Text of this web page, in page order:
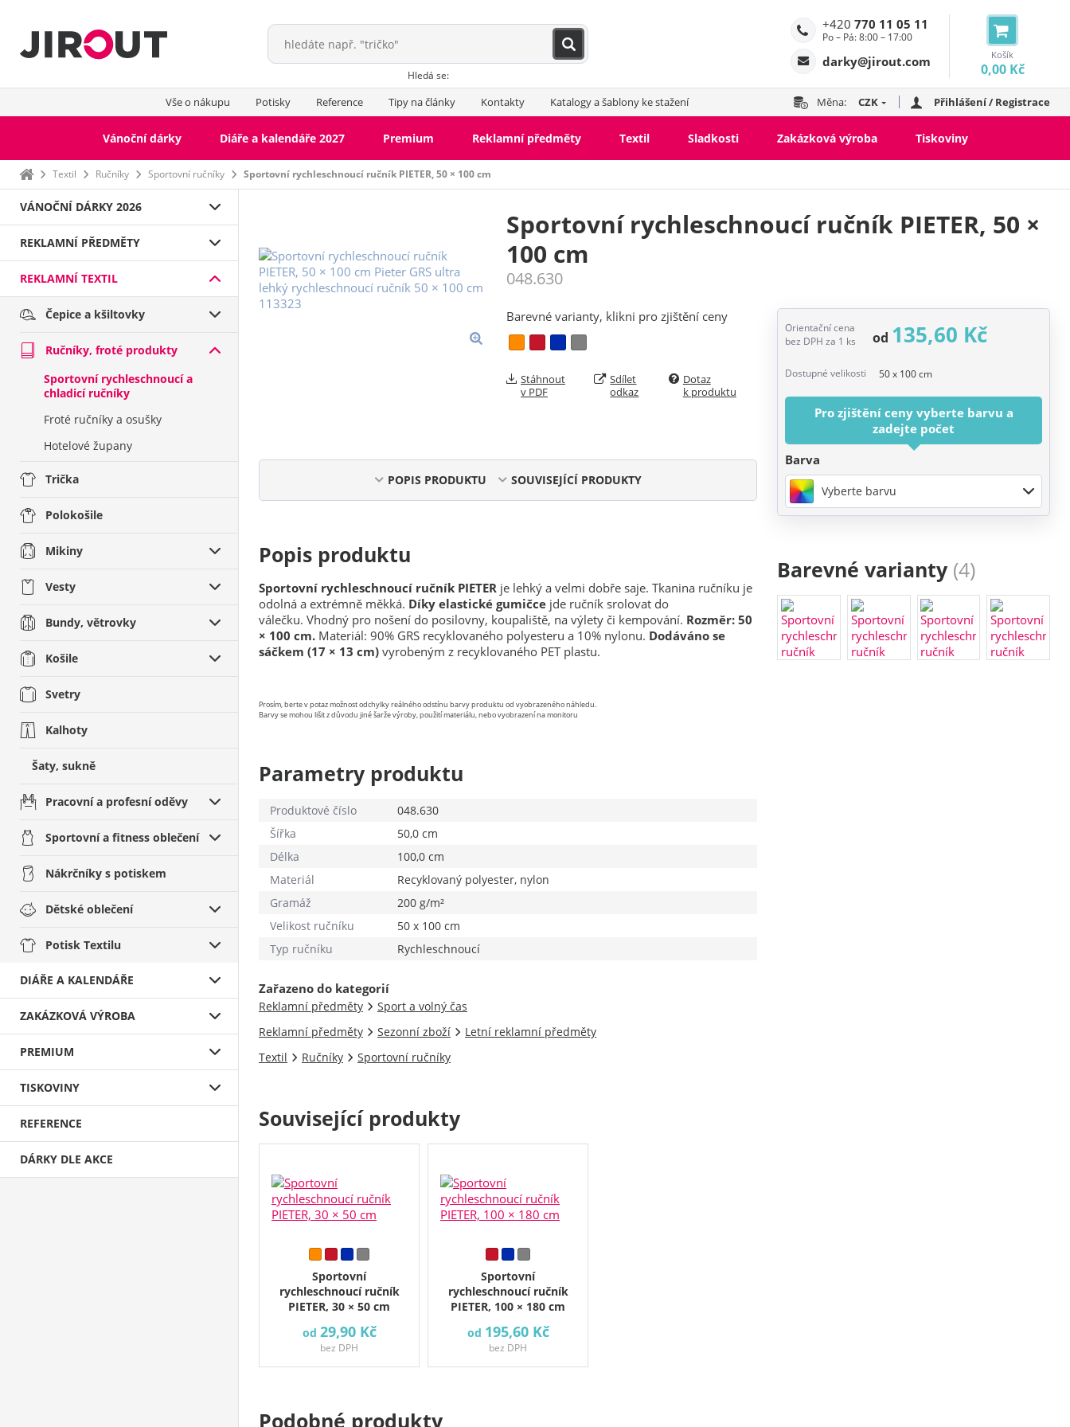
Košík
0,00 Kč
+420 770 11 05 11
Po – Pá: 8:00 – 17:00
darky@jirout.com
Hledá se:
Vše o nákupu Potisky Reference Tipy na články Kontakty Katalogy a šablony ke stažení Měna: CZK Přihlášení / Registrace
Vánoční dárky Diáře a kalendáře 2027 Premium Reklamní předměty Textil Sladkosti Zakázková výroba Tiskoviny
Domů Textil Ručníky Sportovní ručníky Sportovní rychleschnoucí ručník PIETER, 50 × 100 cm
VÁNOČNÍ DÁRKY 2026
REKLAMNÍ PŘEDMĚTY
REKLAMNÍ TEXTIL
Čepice a kšiltovky
Ručníky, froté produkty
Sportovní rychleschnoucí a
chladicí ručníky
Froté ručníky a osušky
Hotelové župany
Trička
Polokošile
Mikiny
Vesty
Bundy, větrovky
Košile
Svetry
Kalhoty
Šaty, sukně
Pracovní a profesní oděvy
Sportovní a fitness oblečení
Nákrčníky s potiskem
Dětské oblečení
Potisk Textilu
DIÁŘE A KALENDÁŘE
ZAKÁZKOVÁ VÝROBA
PREMIUM
TISKOVINY
REFERENCE
DÁRKY DLE AKCE
Sportovní rychleschnoucí ručník PIETER, 50 ×
100 cm
048.630
Barevné varianty, klikni pro zjištění ceny
Orientační cena
bez DPH za 1 ks
od 135,60 Kč
Dostupné velikosti 50 x 100 cm
Pro zjištění ceny vyberte barvu a
zadejte počet
Barva
Vyberte barvu
Stáhnout
v PDF
Sdílet
odkaz
Dotaz
k produktu
POPIS PRODUKTU SOUVISEJÍCÍ PRODUKTY
Popis produktu
Sportovní rychleschnoucí ručník PIETER je lehký a velmi dobře saje. Tkanina ručníku je
odolná a extrémně měkká. Díky elastické gumičce jde ručník srolovat do
válečku. Vhodný pro nošení do posilovny, koupaliště, na výlety či kempování. Rozměr: 50
× 100 cm. Materiál: 90% GRS recyklovaného polyesteru a 10% nylonu. Dodáváno se
sáčkem (17 × 13 cm) vyrobeným z recyklovaného PET plastu.
Prosím, berte v potaz možnost odchylky reálného odstínu barvy produktu od vyobrazeného náhledu.
Barvy se mohou lišit z důvodu jiné šarže výroby, použití materiálu, nebo vyobrazení na monitoru
Parametry produktu
Produktové číslo
048.630
Šířka
50,0 cm
Délka
100,0 cm
Materiál
Recyklovaný polyester, nylon
Gramáž
200 g/m²
Velikost ručníku
50 x 100 cm
Typ ručníku
Rychleschnoucí
Zařazeno do kategorií
Reklamní předměty
Sport a volný čas
Reklamní předměty
Sezonní zboží
Letní reklamní předměty
Textil
Ručníky Sportovní ručníky
Barevné varianty (4)
Související produkty
Sportovní
rychleschnoucí ručník
PIETER, 30 × 50 cm
od 29,90 Kč
bez DPH
Sportovní
rychleschnoucí ručník
PIETER, 100 × 180 cm
od 195,60 Kč
bez DPH
Podobné produkty